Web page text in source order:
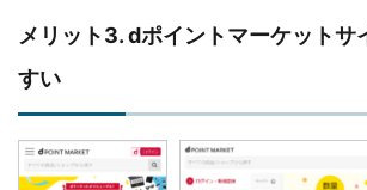
メリット3. dポイントマーケットサ
すい